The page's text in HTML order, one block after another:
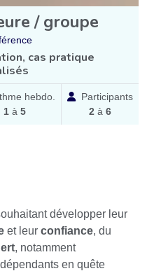
/ groupe
cas pratique
hebdo.
1à 5
Participants
2 à6
développer leur
et leur confiance, du
, notamment
en quête